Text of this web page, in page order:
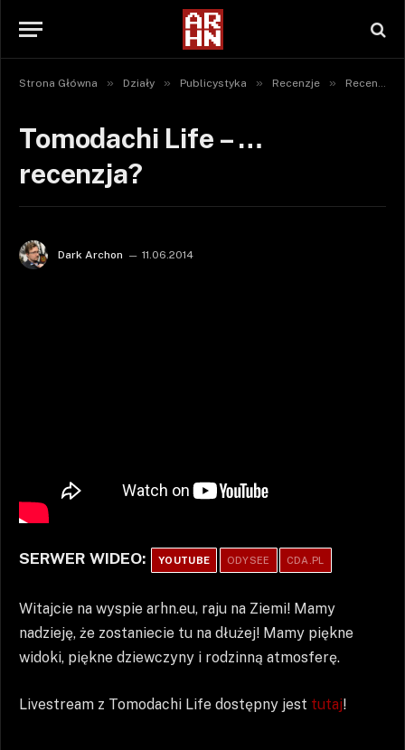
Strona Główna » Działy » Publicystyka » Recenzje » Recenzje gier
Tomodachi Life – …
recenzja?
Dark Archon 11.06.2014
SERWER WIDEO: YOUTUBE ODYSEE CDA.PL
Witajcie na wyspie arhn.eu, raju na Ziemi! Mamy
nadzieję, że zostaniecie tu na dłużej! Mamy piękne
widoki, piękne dziewczyny i rodzinną atmosferę.
Livestream z Tomodachi Life dostępny jest tutaj!